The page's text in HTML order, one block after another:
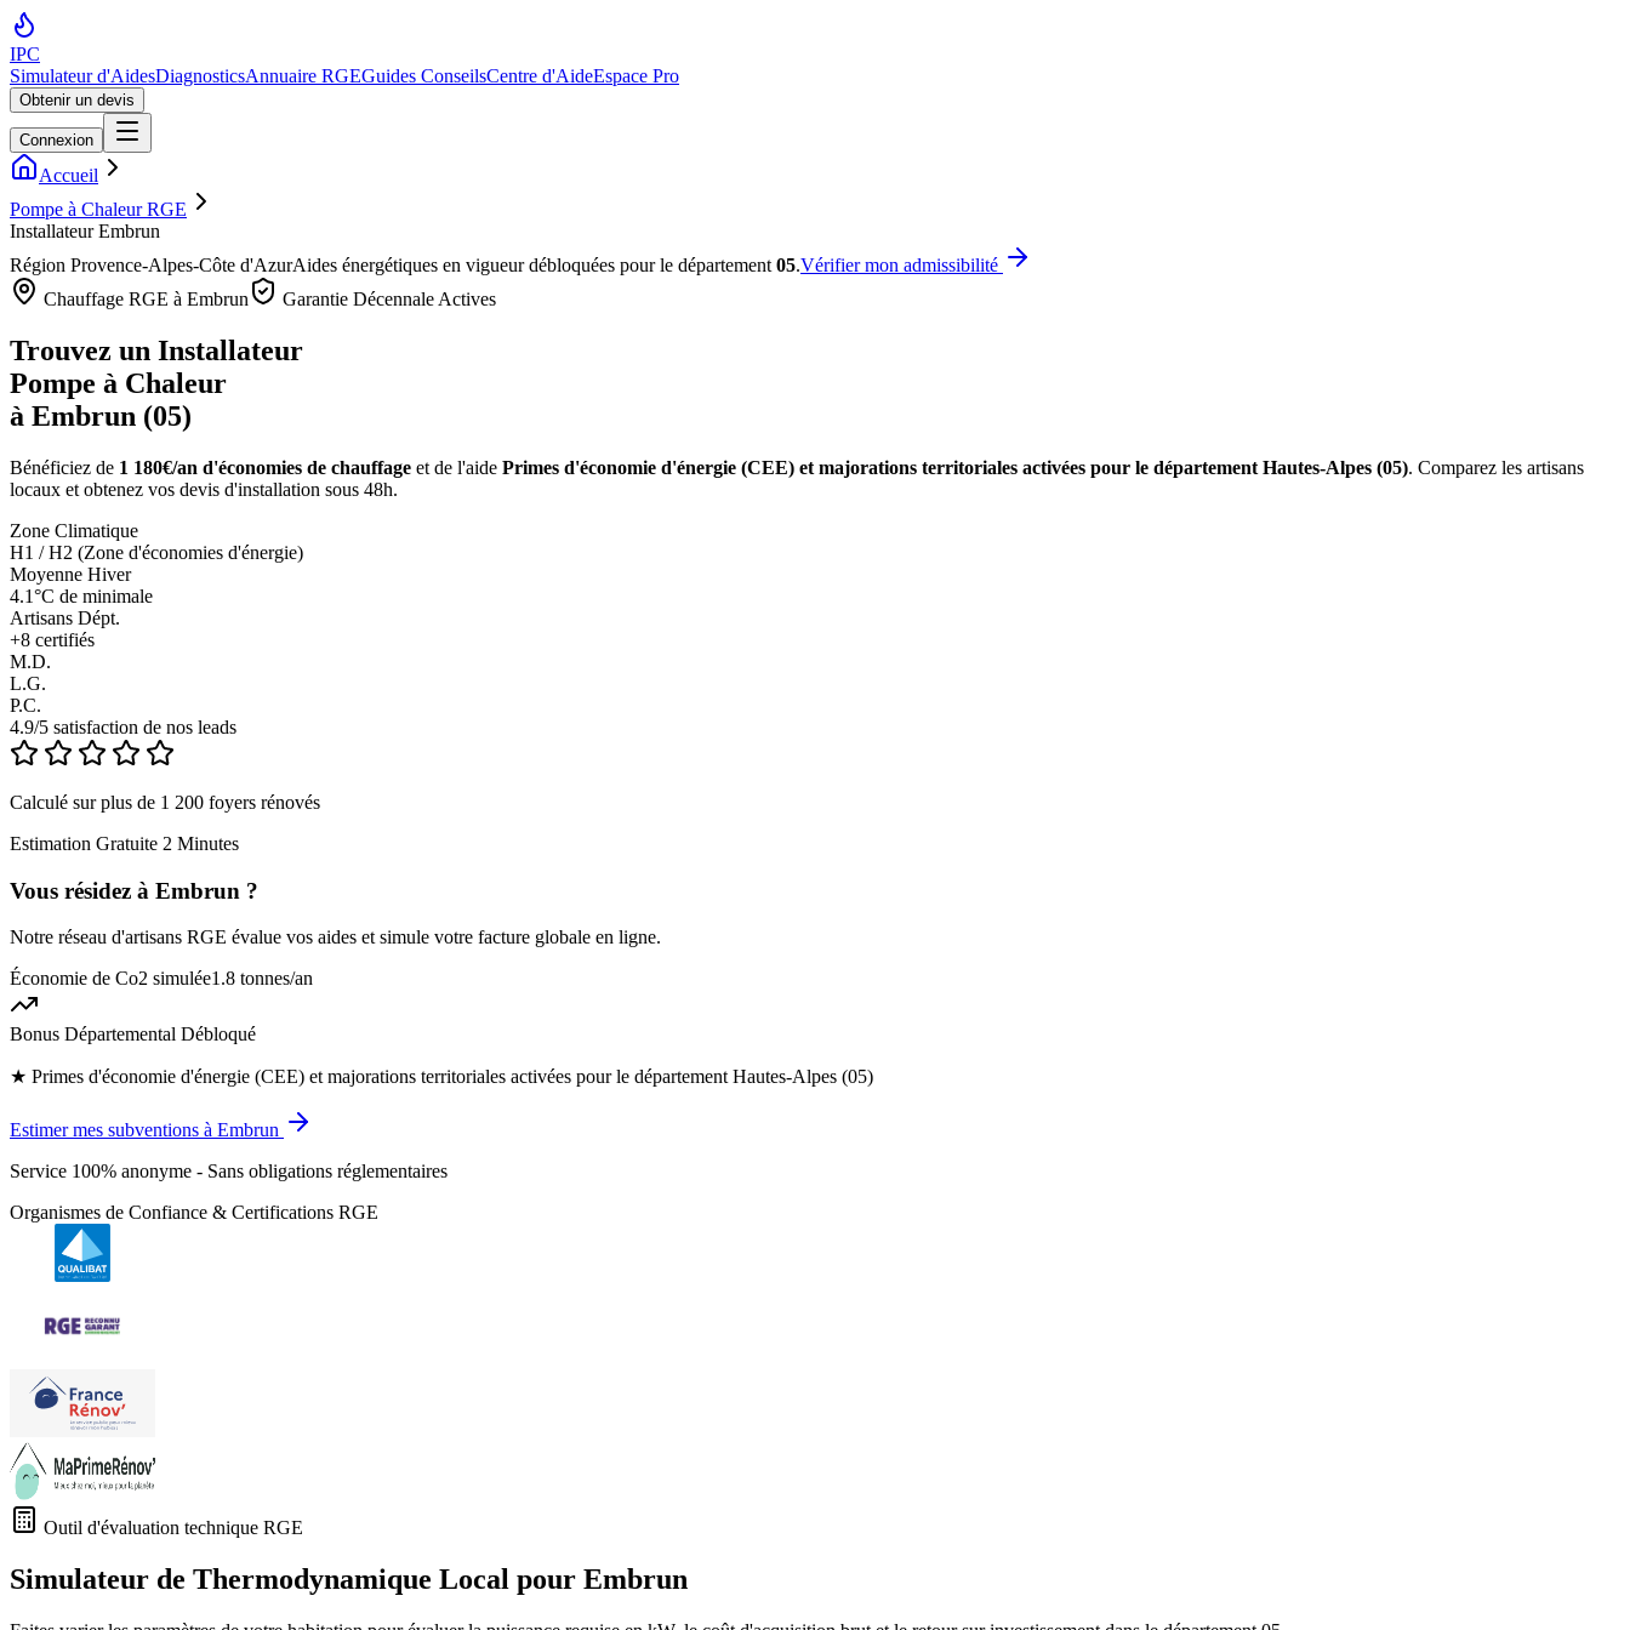
IPC
Simulateur d'AidesDiagnosticsAnnuaire RGEGuides ConseilsCentre d'AideEspace Pro
Obtenir un devis
Connexion
Accueil
Pompe à Chaleur RGE
Installateur Embrun
Région Provence-Alpes-Côte d'AzurAides énergétiques en vigueur débloquées pour le département 05.Vérifier mon admissibilité
Chauffage RGE à Embrun Garantie Décennale Actives
Trouvez un Installateur
Pompe à Chaleur
à Embrun (05)
Bénéficiez de 1 180€/an d'économies de chauffage et de l'aide Primes d'économie d'énergie (CEE) et majorations territoriales activées pour le département Hautes-Alpes (05). Comparez les artisans
locaux et obtenez vos devis d'installation sous 48h.
Zone Climatique
H1 / H2 (Zone d'économies d'énergie)
Moyenne Hiver
4.1°C de minimale
Artisans Dépt.
+8 certifiés
M.D.
L.G.
P.C.
4.9/5 satisfaction de nos leads
Calculé sur plus de 1 200 foyers rénovés
Estimation Gratuite 2 Minutes
Vous résidez à Embrun ?
Notre réseau d'artisans RGE évalue vos aides et simule votre facture globale en ligne.
Économie de Co2 simulée1.8 tonnes/an
Bonus Départemental Débloqué
★ Primes d'économie d'énergie (CEE) et majorations territoriales activées pour le département Hautes-Alpes (05)
Estimer mes subventions à Embrun
Service 100% anonyme - Sans obligations réglementaires
Organismes de Confiance & Certifications RGE
Outil d'évaluation technique RGE
Simulateur de Thermodynamique Local pour Embrun